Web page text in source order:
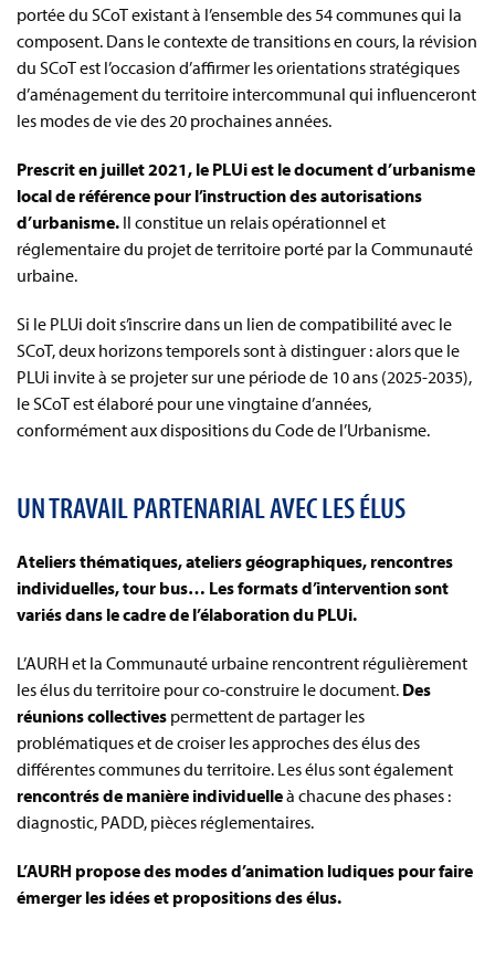
portée du SCoT existant à l’ensemble des 54 communes qui la
composent. Dans le contexte de transitions en cours, la révision
du SCoT est l’occasion d’affirmer les orientations stratégiques
d’aménagement du territoire intercommunal qui influenceront
les modes de vie des 20 prochaines années.
Prescrit en juillet 2021, le PLUi est le document d’urbanisme
local de référence pour l’instruction des autorisations
d’urbanisme. Il constitue un relais opérationnel et
réglementaire du projet de territoire porté par la Communauté
urbaine.
Si le PLUi doit s’inscrire dans un lien de compatibilité avec le
SCoT, deux horizons temporels sont à distinguer : alors que le
PLUi invite à se projeter sur une période de 10 ans (2025-2035),
le SCoT est élaboré pour une vingtaine d’années,
conformément aux dispositions du Code de l’Urbanisme.
UN TRAVAIL PARTENARIAL AVEC LES ÉLUS
Ateliers thématiques, ateliers géographiques, rencontres
individuelles, tour bus… Les formats d’intervention sont
variés dans le cadre de l’élaboration du PLUi.
L’AURH et la Communauté urbaine rencontrent régulièrement
les élus du territoire pour co-construire le document. Des
réunions collectives permettent de partager les
problématiques et de croiser les approches des élus des
différentes communes du territoire. Les élus sont également
rencontrés de manière individuelleà chacune des phases :
diagnostic, PADD, pièces réglementaires.
L’AURH propose des modes d’animation ludiques pour faire
émerger les idées et propositions des élus.